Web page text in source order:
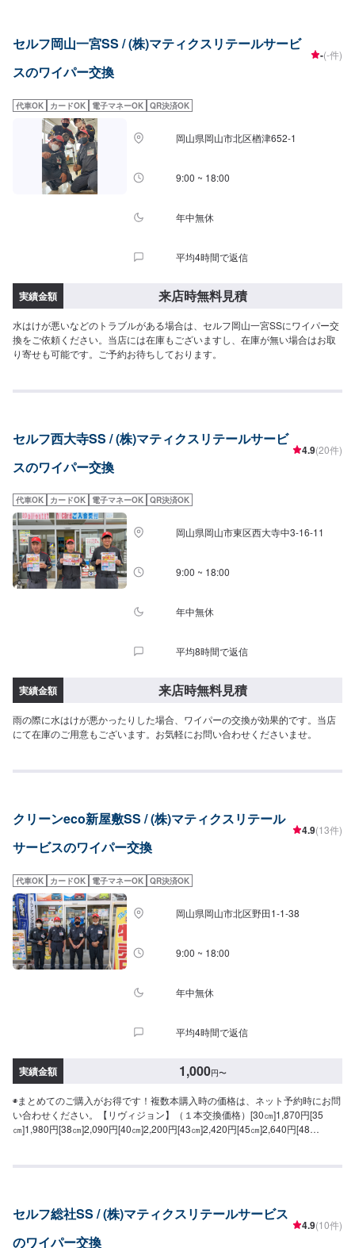
セルフ岡山一宮SS / (株)マティクスリテールサービ
スのワイパー交換
-(-件)
代車OK カードOK 電子マネーOK QR決済OK
岡山県岡山市北区楢津652-1
9:00 ~ 18:00
年中無休
平均4時間で返信
実績金額 来店時無料見積
水はけが悪いなどのトラブルがある場合は、セルフ岡山一宮SSにワイパー交
換をご依頼ください。当店には在庫もございますし、在庫が無い場合はお取
り寄せも可能です。ご予約お待ちしております。
セルフ西大寺SS / (株)マティクスリテールサービ
スのワイパー交換
4.9(20件)
代車OK カードOK 電子マネーOK QR決済OK
岡山県岡山市東区西大寺中3-16-11
9:00 ~ 18:00
年中無休
平均8時間で返信
実績金額 来店時無料見積
雨の際に水はけが悪かったりした場合、ワイパーの交換が効果的です。当店
にて在庫のご用意もございます。お気軽にお問い合わせくださいませ。
クリーンeco新屋敷SS / (株)マティクスリテール
サービスのワイパー交換
4.9(13件)
代車OK カードOK 電子マネーOK QR決済OK
岡山県岡山市北区野田1-1-38
9:00 ~ 18:00
年中無休
平均4時間で返信
実績金額 1,000円〜
◉まとめてのご購入がお得です！複数本購入時の価格は、ネット予約時にお問
い合わせください。【リヴィジョン】（１本交換価格）[30㎝]1,870円[35
㎝]1,980円[38㎝]2,090円[40㎝]2,200円[43㎝]2,420円[45㎝]2,640円[48
㎝]1,860円[38㎝]1,980円[40㎝]2,090円[43㎝]2,200円[45㎝]2,310円[48
[30RS]1,320円[35RS]1,540円[40RS]1,760円[30RL]1,320円[35RL]1,540円
[40RL]1,760円【ゼリオズ（スタンダード）】（１本交換価格）[AG30]1,320
円[AG35]1,540円[AG38]1,650円[AG40]1,760円[AG43]1,870円[AG45]1,980円
セルフ総社SS / (株)マティクスリテールサービス
のワイパー交換
4.9(10件)